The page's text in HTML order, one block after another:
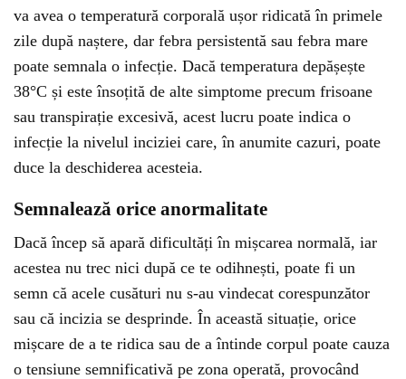
va avea o temperatură corporală ușor ridicată în primele
zile după naștere, dar febra persistentă sau febra mare
poate semnala o infecție. Dacă temperatura depășește
38°C și este însoțită de alte simptome precum frisoane
sau transpirație excesivă, acest lucru poate indica o
infecție la nivelul inciziei care, în anumite cazuri, poate
duce la deschiderea acesteia.
Semnalează orice anormalitate
Dacă încep să apară dificultăți în mișcarea normală, iar
acestea nu trec nici după ce te odihnești, poate fi un
semn că acele cusături nu s-au vindecat corespunzător
sau că incizia se desprinde. În această situație, orice
mișcare de a te ridica sau de a întinde corpul poate cauza
o tensiune semnificativă pe zona operată, provocând